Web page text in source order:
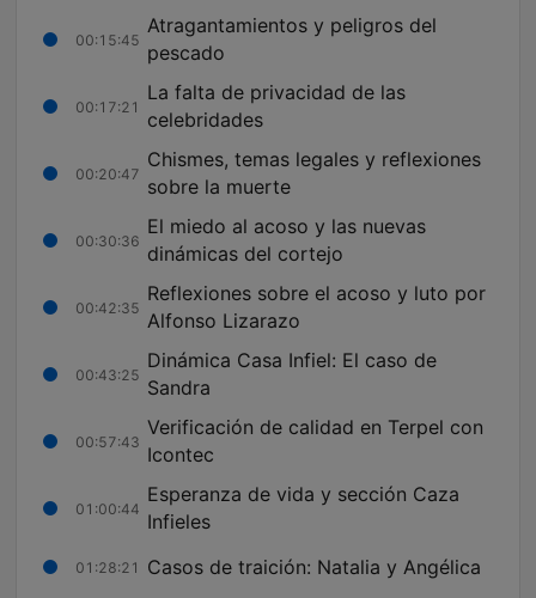
00:15:45
Atragantamientos y peligros del
pescado
00:17:21
La falta de privacidad de las
celebridades
00:20:47
Chismes, temas legales y reflexiones
sobre la muerte
00:30:36
El miedo al acoso y las nuevas
dinámicas del cortejo
00:42:35
Reflexiones sobre el acoso y luto por
Alfonso Lizarazo
00:43:25
Dinámica Casa Infiel: El caso de
Sandra
00:57:43
Verificación de calidad en Terpel con
Icontec
01:00:44
Esperanza de vida y sección Caza
Infieles
01:28:21 Casos de traición: Natalia y Angélica